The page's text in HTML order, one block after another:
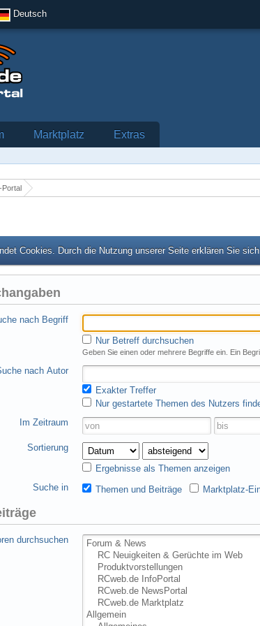
Deutsch
Marktplatz Extras
Portal
Cookies. Durch die Nutzung unserer Seite erklären Sie
nach Begriff
Nur Betreff durchsuchen
Geben Sie einen oder mehrere Begriffe ein. Ein
nach Autor
Exakter Treffer
Nur gestartete Themen des Nutzers
Im Zeitraum
Sortierung
Ergebnisse als Themen anzeigen
Suche in
Themen und Beiträge Marktplatz-
durchsuchen